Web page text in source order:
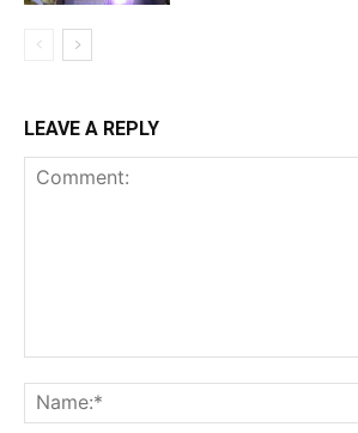
LEAVE A REPLY